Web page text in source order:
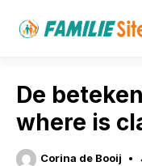
De
where is
Corina de Booij